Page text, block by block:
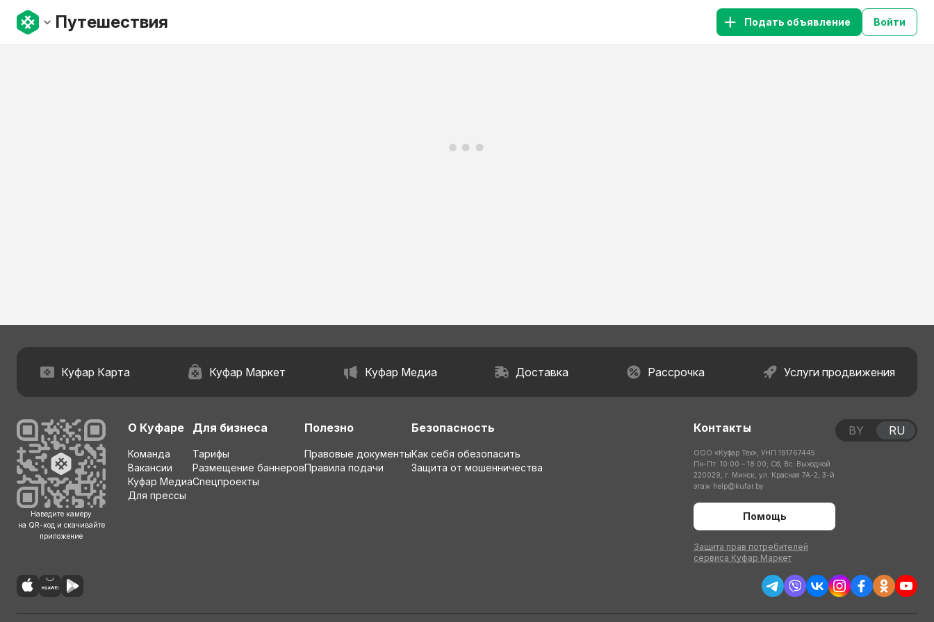
Путешествия Подать объявление Войти
Куфар Карта Куфар Маркет Куфар Медиа Доставка Рассрочка Услуги продвижения
Наведите камеру
на QR-код и скачивайте
приложение
О Куфаре
Команда
Вакансии
Куфар Медиа
Для прессы
Для бизнеса
Тарифы
Размещение баннеров
Спецпроекты
Полезно
Правовые документы
Правила подачи
Безопасность
Как себя обезопасить
Защита от мошенничества
Контакты
ООО «Куфар Тех», УНП 191767445
Пн-Пт: 10:00 – 18:00; Сб, Вс: Выходной
220029, г. Минск, ул. Красная 7А-2, 3-й
этаж help@kufar.by
Помощь
Защита прав потребителей
сервиса Куфар Маркет
BY RU